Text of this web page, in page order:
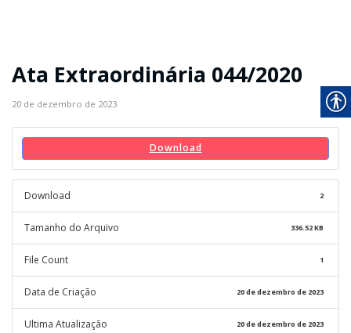
Ata Extraordinária 044/2020
20 de dezembro de 2023
Download
Download 2
Tamanho do Arquivo 336.52 KB
File Count 1
Data de Criação 20 de dezembro de 2023
Ultima Atualização 20 de dezembro de 2023